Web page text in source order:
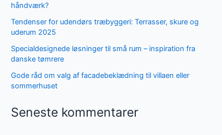
håndværk?
Tendenser for udendørs træbyggeri: Terrasser, skure og
uderum 2025
Specialdesignede løsninger til små rum – inspiration fra
danske tømrere
Gode råd om valg af facadebeklædning til villaen eller
sommerhuset
Seneste kommentarer